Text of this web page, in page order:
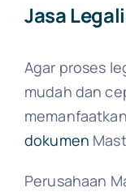
Jasa
Agar proses
mudah dan
dokumen
Perusahaan